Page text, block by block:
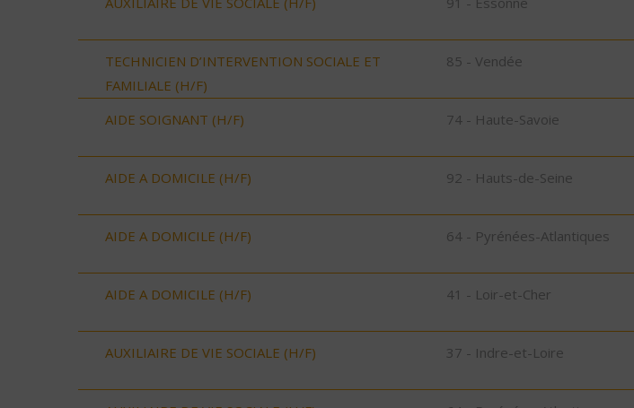
TECHNICIEN D’INTERVENTION SOCIALE ET
FAMILIALE (H/F)
85 - Vendée
AIDE SOIGNANT (H/F) 74 - Haute-Savoie
AIDE A DOMICILE (H/F) 92 - Hauts-de-Seine
AIDE A DOMICILE (H/F) 64 - Pyrénées-Atlantiques
AIDE A DOMICILE (H/F) 41 - Loir-et-Cher
AUXILIAIRE DE VIE SOCIALE (H/F) 37 - Indre-et-Loire